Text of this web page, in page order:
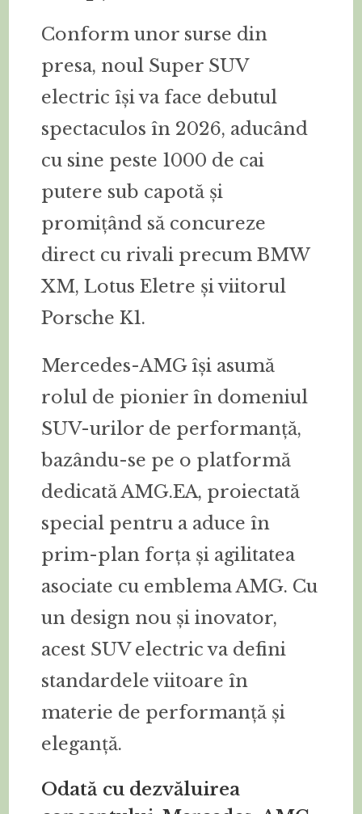
Conform unor surse din
presa, noul Super SUV
electric își va face debutul
spectaculos în 2026, aducând
cu sine peste 1000 de cai
putere sub capotă și
promițând să concureze
direct cu rivali precum BMW
XM, Lotus Eletre și viitorul
Porsche K1.
Mercedes-AMG își asumă
rolul de pionier în domeniul
SUV-urilor de performanță,
bazându-se pe o platformă
dedicată AMG.EA, proiectată
special pentru a aduce în
prim-plan forța și agilitatea
asociate cu emblema AMG. Cu
un design nou și inovator,
acest SUV electric va defini
standardele viitoare în
materie de performanță și
eleganță.
Odată cu dezvăluirea